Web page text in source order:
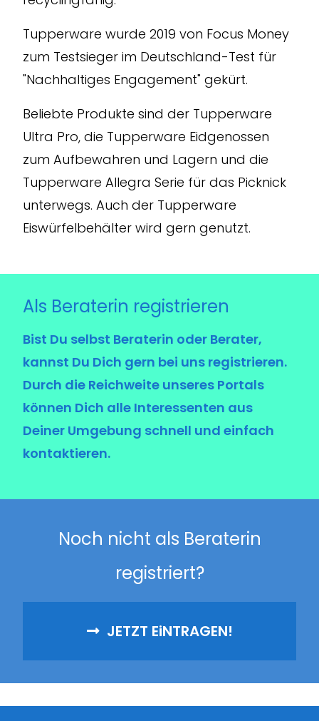
Tupperware wurde 2019 von Focus Money
zum Testsieger im Deutschland-Test für
"Nachhaltiges Engagement" gekürt.
Beliebte Produkte sind der Tupperware
Ultra Pro, die Tupperware Eidgenossen
zum Aufbewahren und Lagern und die
Tupperware Allegra Serie für das Picknick
unterwegs. Auch der Tupperware
Eiswürfelbehälter wird gern genutzt.
Als Beraterin registrieren
Bist Du selbst Beraterin oder Berater,
kannst Du Dich gern bei uns registrieren.
Durch die Reichweite unseres Portals
können Dich alle Interessenten aus
Deiner Umgebung schnell und einfach
kontaktieren.
Noch nicht als Beraterin
registriert?
JETZT EiNTRAGEN!